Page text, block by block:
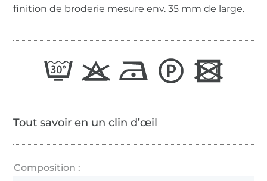
finition de broderie mesure env. 35 mm de large.
Tout savoir en un clin d’œil
Composition :